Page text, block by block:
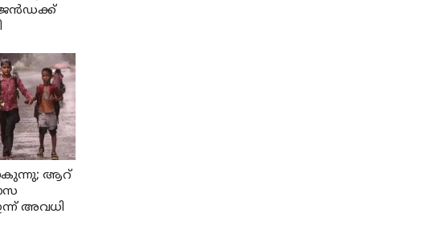
ആറ്
അവധി